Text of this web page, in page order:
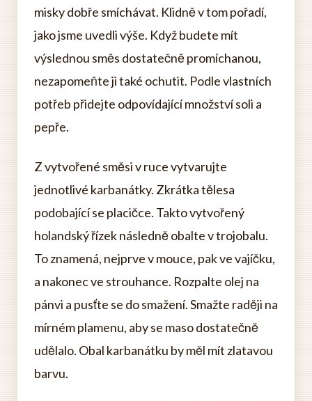
misky dobře smíchávat. Klidně v tom pořadí,
jako jsme uvedli výše. Když budete mít
výslednou směs dostatečně promíchanou,
nezapomeňte ji také ochutit. Podle vlastních
potřeb přidejte odpovídající množství soli a
pepře.
Z vytvořené směsi v ruce vytvarujte
jednotlivé karbanátky. Zkrátka tělesa
podobající se placičce. Takto vytvořený
holandský řízek následně obalte v trojobalu.
To znamená, nejprve v mouce, pak ve vajíčku,
a nakonec ve strouhance. Rozpalte olej na
pánvi a pusťte se do smažení. Smažte raději na
mírném plamenu, aby se maso dostatečně
udělalo. Obal karbanátku by měl mít zlatavou
barvu.